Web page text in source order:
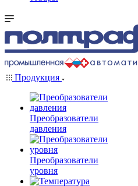
Продукция
Преобразователи
давления
Преобразователи
уровня